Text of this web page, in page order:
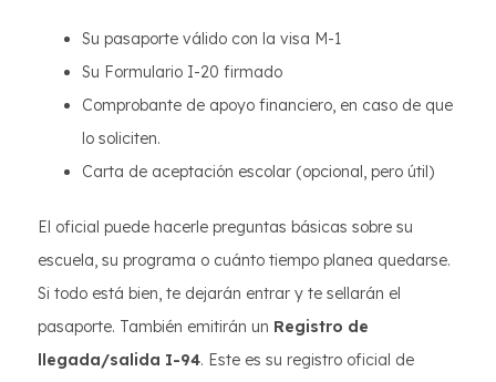
Su pasaporte válido con la visa M-1
Su Formulario I-20 firmado
Comprobante de apoyo financiero, en caso de que
lo soliciten.
Carta de aceptación escolar (opcional, pero útil)
El oficial puede hacerle preguntas básicas sobre su
escuela, su programa o cuánto tiempo planea quedarse.
Si todo está bien, te dejarán entrar y te sellarán el
pasaporte. También emitirán un Registro de
llegada/salida I-94. Este es su registro oficial de